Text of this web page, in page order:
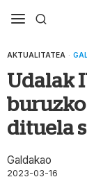
AKTUALITATEA ·
Udalak
dituela
Galdakao
2023-03-16